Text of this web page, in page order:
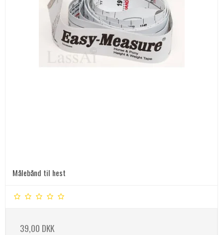
Målebånd til hest
39,00 DKK